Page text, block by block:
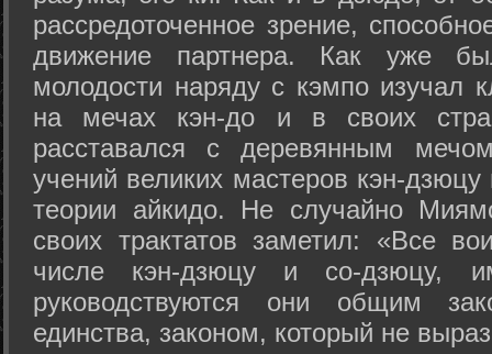
рассредоточенное зрение,
движение партнера. Как уже
молодости наряду с кэмпо изучал
на мечах кэн-до и в своих
расставался с деревянным
учений великих мастеров кэн-
теории айкидо. Не случайно
своих трактатов заметил: «Все
числе кэн-дзюцу и со-дзюцу,
руководствуются они общим
единства, законом, который не